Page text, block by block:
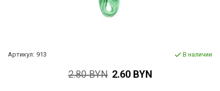
Артикул: 913 В наличии
2.80 BYN 2.60 BYN